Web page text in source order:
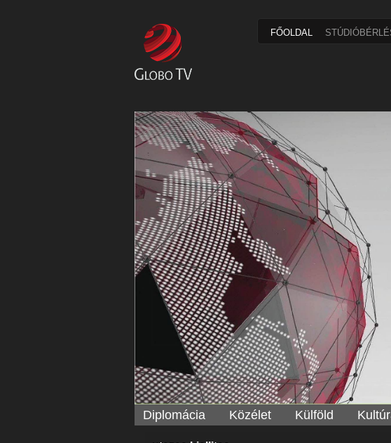
FŐOLDAL
Diplomácia Közélet Külföld